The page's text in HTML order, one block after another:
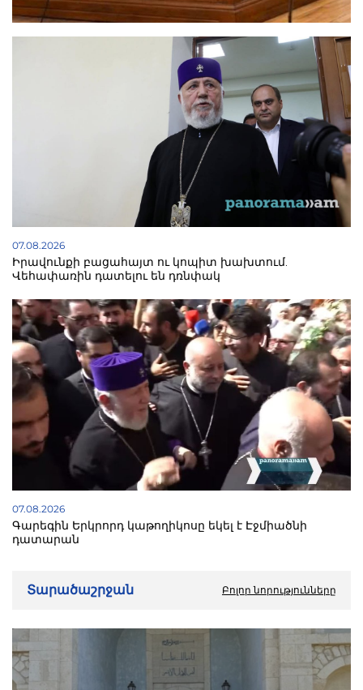
07.08.2026
Իրավունքի բացահայտ ու կոպիտ խախտում.
Վեհափառին դատելու են դռնփակ
07.08.2026
Գարեգին Երկրորդ կաթողիկոսը եկել է Էջմիածնի
դատարան
Տարածաշրջան Բոլոր նորությունները